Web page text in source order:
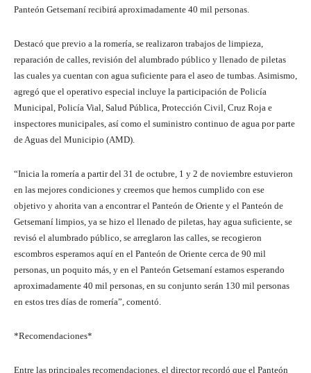
Panteón Getsemaní recibirá aproximadamente 40 mil personas.
Destacó que previo a la romería, se realizaron trabajos de limpieza,
reparación de calles, revisión del alumbrado público y llenado de piletas
las cuales ya cuentan con agua suficiente para el aseo de tumbas. Asimismo,
agregó que el operativo especial incluye la participación de Policía
Municipal, Policía Vial, Salud Pública, Protección Civil, Cruz Roja e
inspectores municipales, así como el suministro continuo de agua por parte
de Aguas del Municipio (AMD).
“Inicia la romería a partir del 31 de octubre, 1 y 2 de noviembre estuvieron
en las mejores condiciones y creemos que hemos cumplido con ese
objetivo y ahorita van a encontrar el Panteón de Oriente y el Panteón de
Getsemaní limpios, ya se hizo el llenado de piletas, hay agua suficiente, se
revisó el alumbrado público, se arreglaron las calles, se recogieron
escombros esperamos aquí en el Panteón de Oriente cerca de 90 mil
personas, un poquito más, y en el Panteón Getsemaní estamos esperando
aproximadamente 40 mil personas, en su conjunto serán 130 mil personas
en estos tres días de romería”, comentó.
*Recomendaciones*
Entre las principales recomendaciones, el director recordó que el Panteón